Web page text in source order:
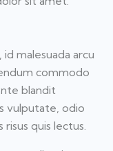
malesuada arcu
commodo
blandit
vulputate, odio
quis lectus.